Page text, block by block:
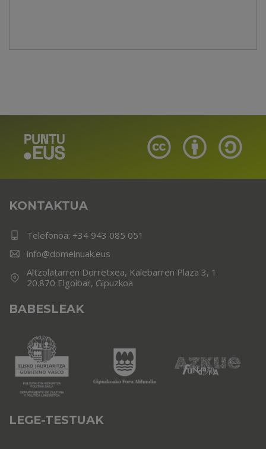
KONTAKTUA
Telefonoa: +34 943 085 051
info@domeinuak.eus
Altzolatarren Dorretxea, Kalebarren Plaza 3, 1
20.870 Elgoibar, Gipuzkoa
BABESLEAK
LEGE-TESTUAK